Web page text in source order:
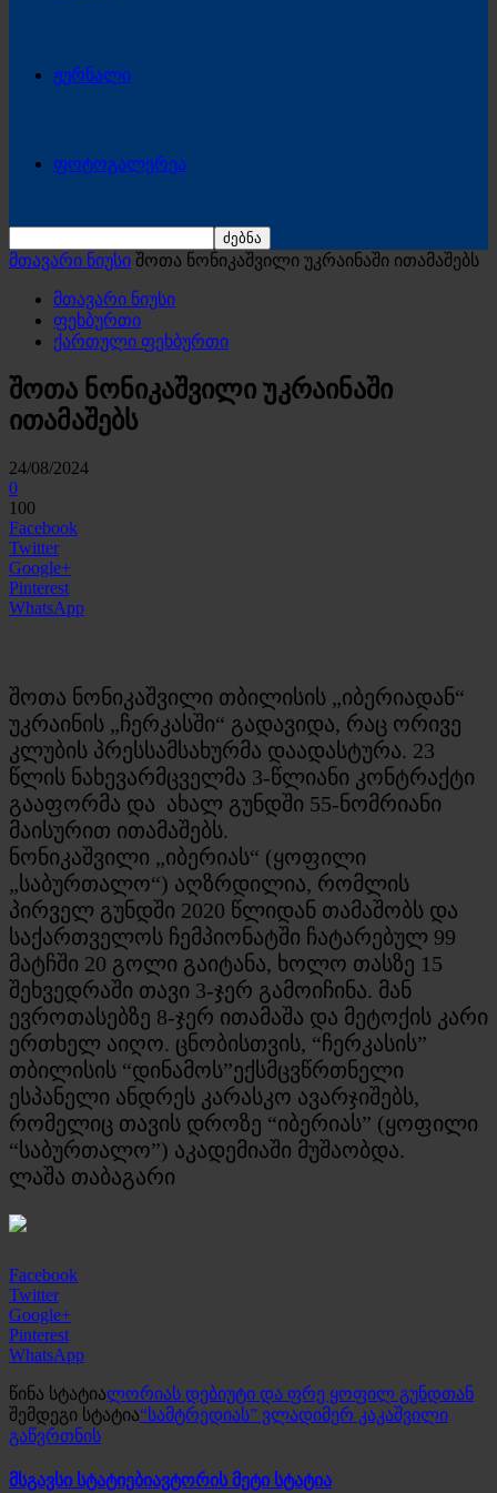
ჟურნალი
ფოტოგალერეა
მთავარი ნიუსი შოთა ნონიკაშვილი უკრაინაში ითამაშებს
მთავარი ნიუსი
ფეხბურთი
ქართული ფეხბურთი
შოთა ნონიკაშვილი უკრაინაში
ითამაშებს
24/08/2024
0
100
Facebook
Twitter
Google+
Pinterest
WhatsApp
შოთა ნონიკაშვილი თბილისის „იბერიადან“
უკრაინის „ჩერკასში“ გადავიდა, რაც ორივე
კლუბის პრესსამსახურმა დაადასტურა. 23
წლის ნახევარმცველმა 3-წლიანი კონტრაქტი
გააფორმა და ახალ გუნდში 55-ნომრიანი
მაისურით ითამაშებს.
ნონიკაშვილი „იბერიას“ (ყოფილი
„საბურთალო“) აღზრდილია, რომლის
პირველ გუნდში 2020 წლიდან თამაშობს და
საქართველოს ჩემპიონატში ჩატარებულ 99
მატჩში 20 გოლი გაიტანა, ხოლო თასზე 15
შეხვედრაში თავი 3-ჯერ გამოიჩინა. მან
ევროთასებზე 8-ჯერ ითამაშა და მეტოქის კარი
ერთხელ აიღო. ცნობისთვის, “ჩერკასის”
თბილისის “დინამოს”ექსმცვწრთნელი
ესპანელი ანდრეს კარასკო ავარჯიშებს,
რომელიც თავის დროზე “იბერიას” (ყოფილი
“საბურთალო”) აკადემიაში მუშაობდა.
ლაშა თაბაგარი
Facebook
Twitter
Google+
Pinterest
WhatsApp
წინა სტატიალორიას დებიუტი და ფრე ყოფილ გუნდთან
შემდეგი სტატია“სამტრედიას” ვლადიმერ კაკაშვილი
გაწვრთნის
მსგავსი სტატიებიავტორის მეტი სტატია